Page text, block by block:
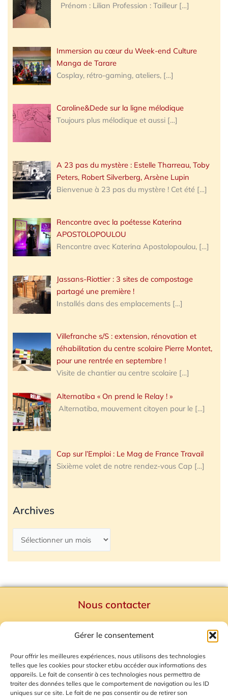
Gérer le consentement
Pour offrir les meilleures expériences, nous utilisons des technologies
telles que les cookies pour stocker et/ou accéder aux informations des
appareils. Le fait de consentir à ces technologies nous permettra de
traiter des données telles que le comportement de navigation ou les ID
uniques sur ce site. Le fait de ne pas consentir ou de retirer son
Prénom : Lilian Profession : Tailleur […]
Immersion au cœur du Week-end Culture
Manga de Tarare
Cosplay, rétro-gaming, ateliers, […]
Caroline&Dede sur la ligne mélodique
Toujours plus mélodique et aussi […]
A 23 pas du mystère : Estelle Tharreau, Toby
Peters, Robert Silverberg, Arsène Lupin
Bienvenue à 23 pas du mystère ! Cet été […]
Rencontre avec la poétesse Katerina
APOSTOLOPOULOU
Rencontre avec Katerina Apostolopoulou, […]
Jassans-Riottier : 3 sites de compostage
partagé une première !
Installés dans des emplacements […]
Villefranche s/S : extension, rénovation et
réhabilitation du centre scolaire Pierre Montet,
pour une rentrée en septembre !
Visite de chantier au centre scolaire […]
Alternatiba « On prend le Relay ! »
Alternatiba, mouvement citoyen pour le […]
Cap sur l’Emploi : Le Mag de France Travail
Sixième volet de notre rendez-vous Cap […]
Archives
Nous contacter
Mentions Légales
Plan du site
Gestion des Cookies